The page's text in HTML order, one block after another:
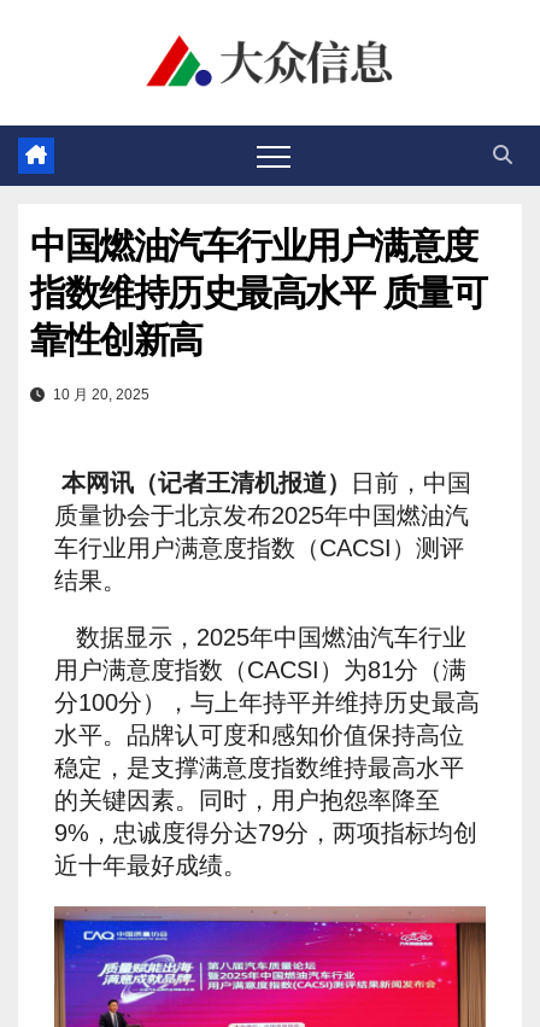
容
中国燃油汽车行业用户满意度
指数维持历史最高水平 质量可
靠性创新高
10 月 20, 2025
本网讯（记者王清机报道）
日前，中国
质量协会于北京发布2025年中国燃油汽
车行业用户满意度指数（CACSI）测评
结果。
数据显示，2025年中国燃油汽车行业
用户满意度指数（CACSI）为81分（满
分100分），与上年持平并维持历史最高
水平。品牌认可度和感知价值保持高位
稳定，是支撑满意度指数维持最高水平
的关键因素。同时，用户抱怨率降至
9%，忠诚度得分达79分，两项指标均创
近十年最好成绩。